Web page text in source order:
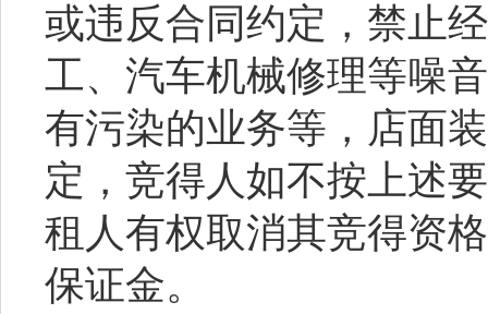
或违反合同约定，禁止
工、汽车机械修理等噪
有污染的业务等，店面
定，竞得人如不按上述
租人有权取消其竞得资
保证金。